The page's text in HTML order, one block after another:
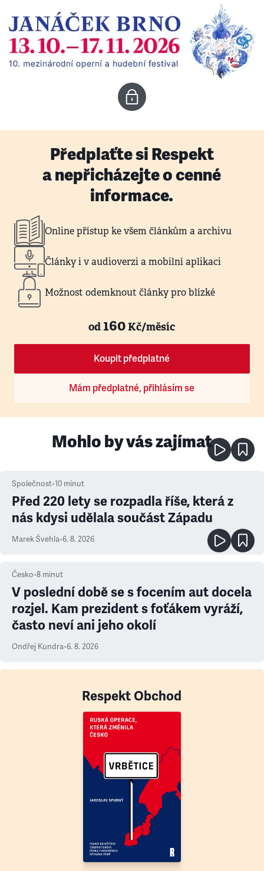
Předplaťte si Respekt
a nepřicházejte o cenné
informace.
Online přístup ke všem článkům a archivu
Články i v audioverzi a mobilní aplikaci
Možnost odemknout články pro blízké
od160Kč/měsíc
Koupit předplatné
Mám předplatné, přihlásím se
Mohlo by vás zajímat
Společnost•10 minut
Před 220 lety se rozpadla říše, která z
nás kdysi udělala součást Západu
Marek Švehla•6. 8. 2026
Česko•8 minut
V poslední době se s focením aut docela
rozjel. Kam prezident s foťákem vyráží,
často neví ani jeho okolí
Ondřej Kundra•6. 8. 2026
Respekt Obchod